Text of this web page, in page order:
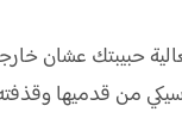
من قدميها